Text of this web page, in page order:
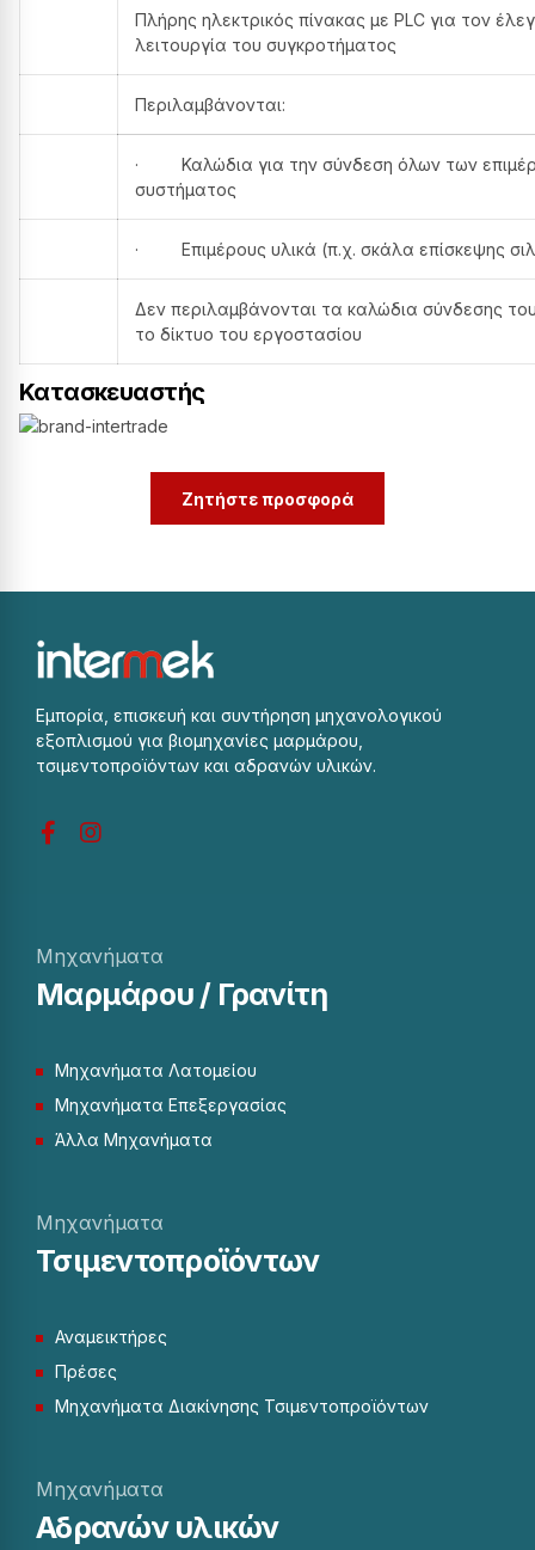
Πλήρης ηλεκτρικός πίνακας με PLC για τον
λειτουργία του συγκροτήματος
Περιλαμβάνονται:
· Καλώδια για την σύνδεση όλων των
συστήματος
· Επιμέρους υλικά (π.χ. σκάλα επίσκεψης
Δεν περιλαμβάνονται τα καλώδια σύνδεσης
το δίκτυο του εργοστασίου
Κατασκευαστής
Ζητήστε προσφορά
Εμπορία, επισκευή και συντήρηση μηχανολογικού
εξοπλισμού για βιομηχανίες μαρμάρου,
τσιμεντοπροϊόντων και αδρανών υλικών.
Μηχανήματα
Μαρμάρου / Γρανίτη
Μηχανήματα Λατομείου
Μηχανήματα Επεξεργασίας
Άλλα Μηχανήματα
Μηχανήματα
Τσιμεντοπροϊόντων
Αναμεικτήρες
Πρέσες
Μηχανήματα Διακίνησης Τσιμεντοπροϊόντων
Μηχανήματα
Αδρανών υλικών